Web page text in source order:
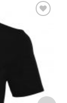
Add to
Wishlist